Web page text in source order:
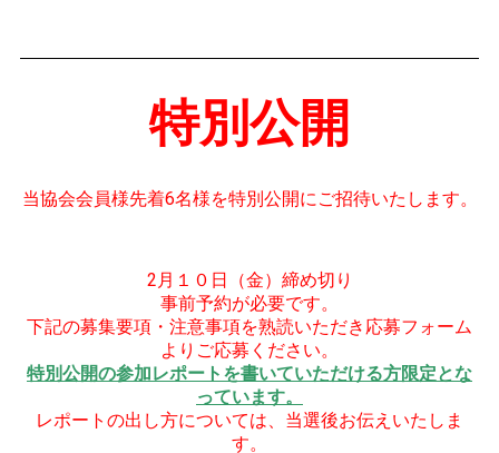
特別公開
当協会会員様先着6名様を特別公開にご招待いたします。
2月１０日（金）締め切り
事前予約が必要です。
下記の募集要項・注意事項を熟読いただき応募フォーム
よりご応募ください。
特別公開の参加レポートを書いていただける方限定とな
っています。
レポートの出し方については、当選後お伝えいたしま
す。